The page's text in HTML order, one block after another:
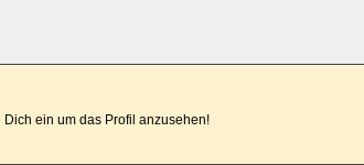
ein um das Profil anzusehen!